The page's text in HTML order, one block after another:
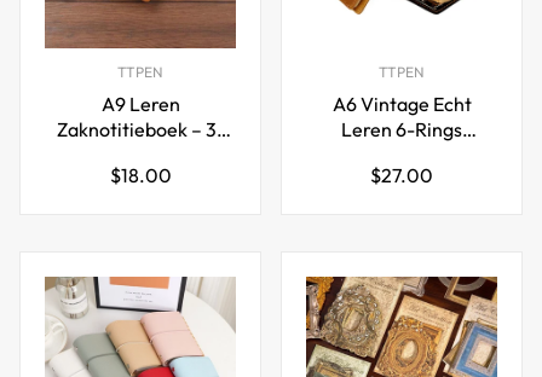
TTPEN
A9 Leren
Zaknotitieboek – 3-
Ringband 50 Vellen
Normale
$18.00
TTPEN
A6 Vintage Echt
Leren 6-Rings
met Pennenlus
Normale
$27.00